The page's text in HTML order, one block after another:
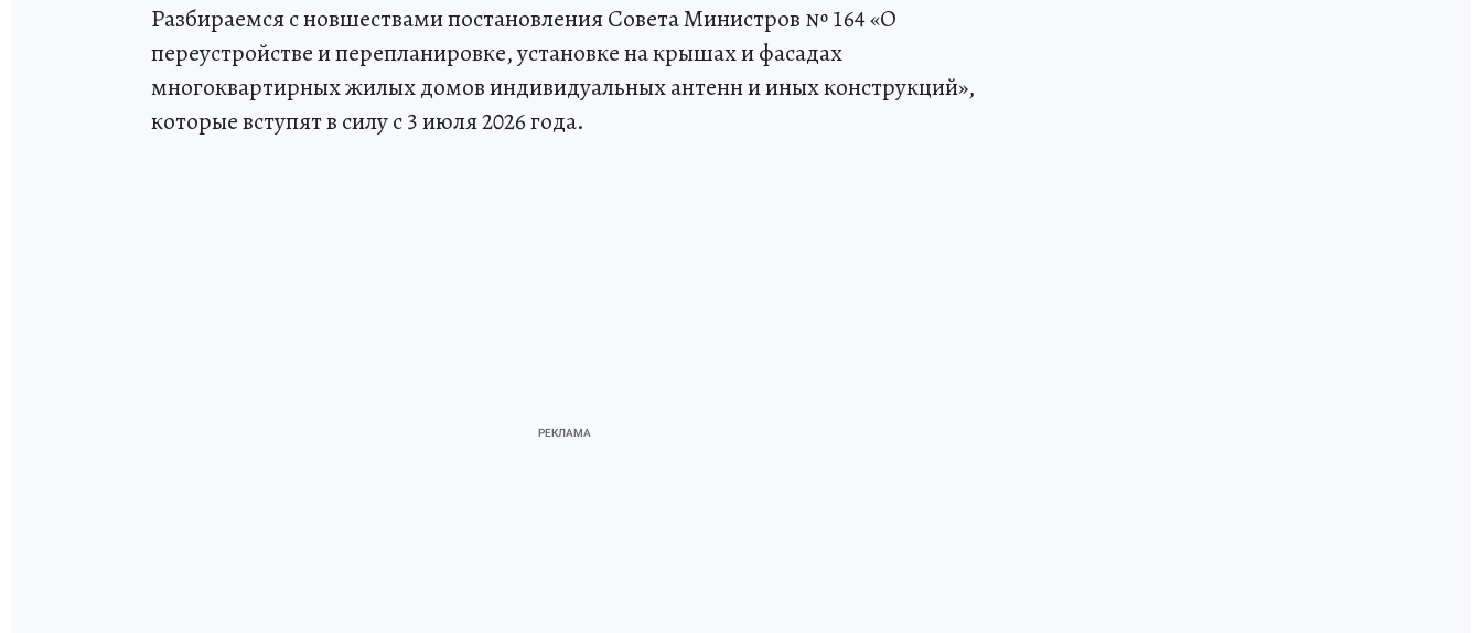
Разбираемся с новшествами постановления Совета Министров № 164 «О
переустройстве и перепланировке, установке на крышах и фасадах
многоквартирных жилых домов индивидуальных антенн и иных конструкций»,
которые вступят в силу с 3 июля 2026 года.